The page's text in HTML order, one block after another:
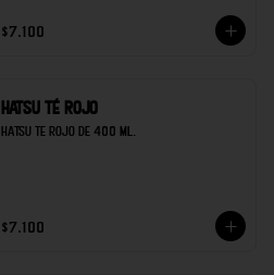
$7.100
Hatsu té rojo
Hatsu te rojo de 400 ml.
$7.100